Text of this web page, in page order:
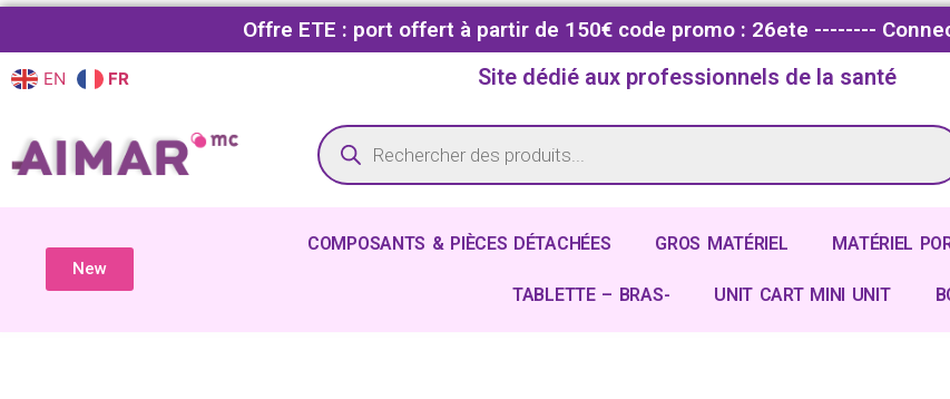
Offre ETE : port offert à partir de 150€ code promo : 26ete --------
EN FR Site dédié aux professionnels de la santé
New
COMPOSANTS & PIÈCES DÉTACHÉES GROS MATÉRIEL MATÉRIEL
TABLETTE – BRAS- UNIT CART MINI UNIT